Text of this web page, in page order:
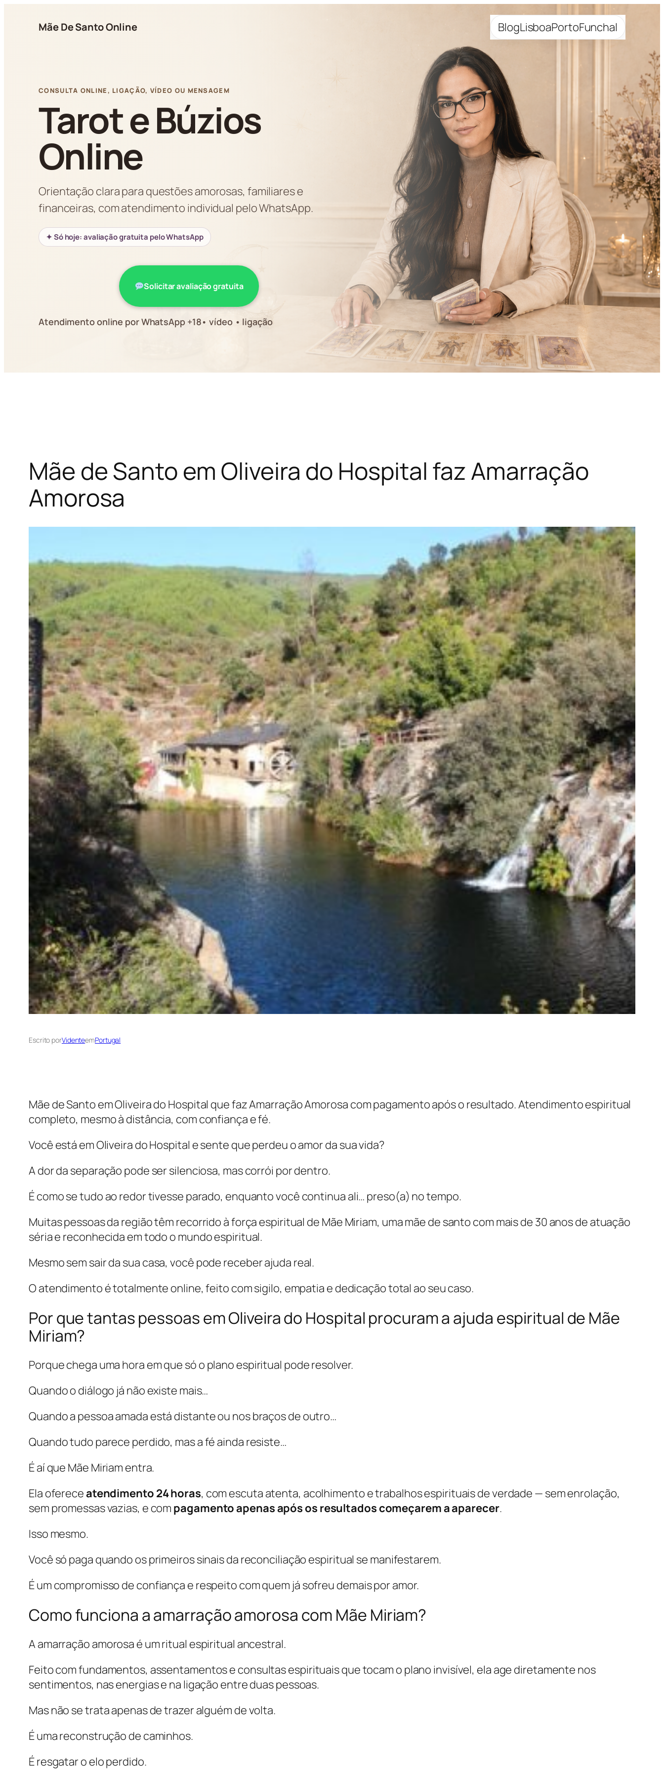
Mãe De Santo Online BlogLisboaPortoFunchal
CONSULTA ONLINE, LIGAÇÃO, VÍDEO OU MENSAGEM
Tarot e Búzios
Online
Orientação clara para questões amorosas, familiares e
financeiras, com atendimento individual pelo WhatsApp.
✦ Só hoje: avaliação gratuita pelo WhatsApp
Solicitar avaliação gratuita
Atendimento online por WhatsApp +18• vídeo • ligação
Mãe de Santo em Oliveira do Hospital faz Amarração
Amorosa
Escrito porVidenteemPortugal
Mãe de Santo em Oliveira do Hospital que faz Amarração Amorosa com pagamento após o resultado. Atendimento espiritual
completo, mesmo à distância, com confiança e fé.
Você está em Oliveira do Hospital e sente que perdeu o amor da sua vida?
A dor da separação pode ser silenciosa, mas corrói por dentro.
É como se tudo ao redor tivesse parado, enquanto você continua ali… preso(a) no tempo.
Muitas pessoas da região têm recorrido à força espiritual de Mãe Miriam, uma mãe de santo com mais de 30 anos de atuação
séria e reconhecida em todo o mundo espiritual.
Mesmo sem sair da sua casa, você pode receber ajuda real.
O atendimento é totalmente online, feito com sigilo, empatia e dedicação total ao seu caso.
Por que tantas pessoas em Oliveira do Hospital procuram a ajuda espiritual de Mãe
Miriam?
Porque chega uma hora em que só o plano espiritual pode resolver.
Quando o diálogo já não existe mais…
Quando a pessoa amada está distante ou nos braços de outro…
Quando tudo parece perdido, mas a fé ainda resiste…
É aí que Mãe Miriam entra.
Ela ofereceatendimento 24 horas, com escuta atenta, acolhimento e trabalhos espirituais de verdade — sem enrolação,
sem promessas vazias, e com pagamento apenas após os resultados começarem a aparecer.
Isso mesmo.
Você só paga quando os primeiros sinais da reconciliação espiritual se manifestarem.
É um compromisso de confiança e respeito com quem já sofreu demais por amor.
Como funciona a amarração amorosa com Mãe Miriam?
A amarração amorosa é um ritual espiritual ancestral.
Feito com fundamentos, assentamentos e consultas espirituais que tocam o plano invisível, ela age diretamente nos
sentimentos, nas energias e na ligação entre duas pessoas.
Mas não se trata apenas de trazer alguém de volta.
É uma reconstrução de caminhos.
É resgatar o elo perdido.